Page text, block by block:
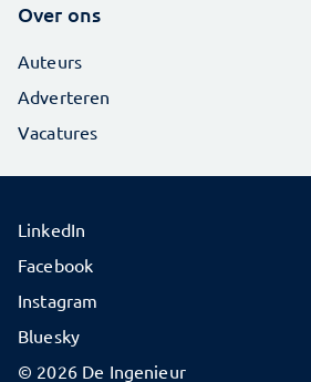
Over ons
Auteurs
Adverteren
Vacatures
© 2026 De Ingenieur
LinkedIn
Facebook
Instagram
Bluesky